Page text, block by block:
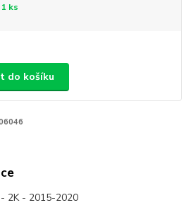
ks
do košíku
2K - 2015-2020